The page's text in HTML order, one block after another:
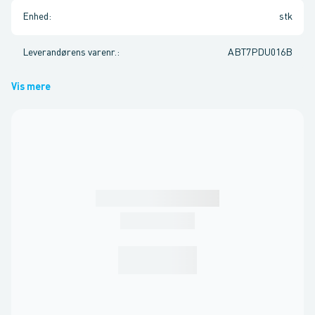
Enhed : stk
Leverandørens varenr. : ABT7PDU016B
Vis mere